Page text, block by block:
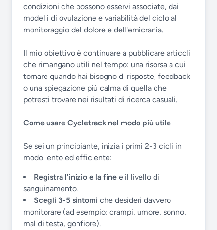
condizioni che possono esservi associate, dai
modelli di ovulazione e variabilità del ciclo al
monitoraggio del dolore e dell'emicrania.
Il mio obiettivo è continuare a pubblicare articoli
che rimangano utili nel tempo: una risorsa a cui
tornare quando hai bisogno di risposte, feedback
o una spiegazione più calma di quella che
potresti trovare nei risultati di ricerca casuali.
Come usare Cycletrack nel modo più utile
Se sei un principiante, inizia i primi 2-3 cicli in
modo lento ed efficiente:
Registra l'inizio e la fine e il livello di
sanguinamento.
Scegli 3-5 sintomi che desideri davvero
monitorare (ad esempio: crampi, umore, sonno,
mal di testa, gonfiore).